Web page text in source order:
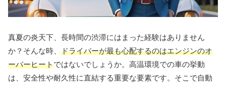
真夏の炎天下、長時間の渋滞にはまった経験はありません
か？そんな時、 ドライバーが最も心配するのはエンジンのオ
ーバーヒートではないでしょうか。高温環境での車の挙動
は、安全性や耐久性に直結する重要な要素です。そこで自動